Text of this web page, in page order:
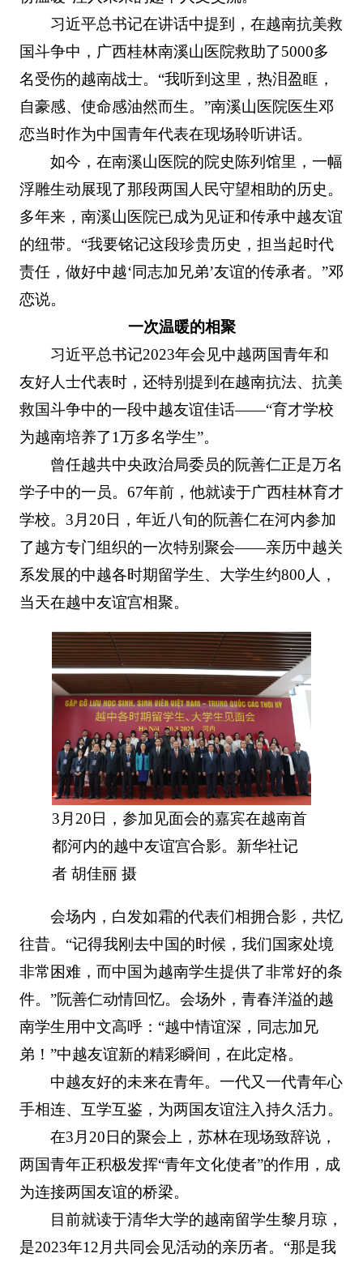
习近平总书记在讲话中提到，在越南抗美救
国斗争中，广西桂林南溪山医院救助了5000多
名受伤的越南战士。“我听到这里，热泪盈眶，
自豪感、使命感油然而生。”南溪山医院医生邓
恋当时作为中国青年代表在现场聆听讲话。
如今，在南溪山医院的院史陈列馆里，一幅
浮雕生动展现了那段两国人民守望相助的历史。
多年来，南溪山医院已成为见证和传承中越友谊
的纽带。“我要铭记这段珍贵历史，担当起时代
责任，做好中越‘同志加兄弟’友谊的传承者。”邓
恋说。
一次温暖的相聚
习近平总书记2023年会见中越两国青年和
友好人士代表时，还特别提到在越南抗法、抗美
救国斗争中的一段中越友谊佳话——“育才学校
为越南培养了1万多名学生”。
曾任越共中央政治局委员的阮善仁正是万名
学子中的一员。67年前，他就读于广西桂林育才
学校。3月20日，年近八旬的阮善仁在河内参加
了越方专门组织的一次特别聚会——亲历中越关
系发展的中越各时期留学生、大学生约800人，
当天在越中友谊宫相聚。
3月20日，参加见面会的嘉宾在越南首
都河内的越中友谊宫合影。新华社记
者 胡佳丽 摄
会场内，白发如霜的代表们相拥合影，共忆
往昔。“记得我刚去中国的时候，我们国家处境
非常困难，而中国为越南学生提供了非常好的条
件。”阮善仁动情回忆。会场外，青春洋溢的越
南学生用中文高呼：“越中情谊深，同志加兄
弟！”中越友谊新的精彩瞬间，在此定格。
中越友好的未来在青年。一代又一代青年心
手相连、互学互鉴，为两国友谊注入持久活力。
在3月20日的聚会上，苏林在现场致辞说，
两国青年正积极发挥“青年文化使者”的作用，成
为连接两国友谊的桥梁。
目前就读于清华大学的越南留学生黎月琼，
是2023年12月共同会见活动的亲历者。“那是我